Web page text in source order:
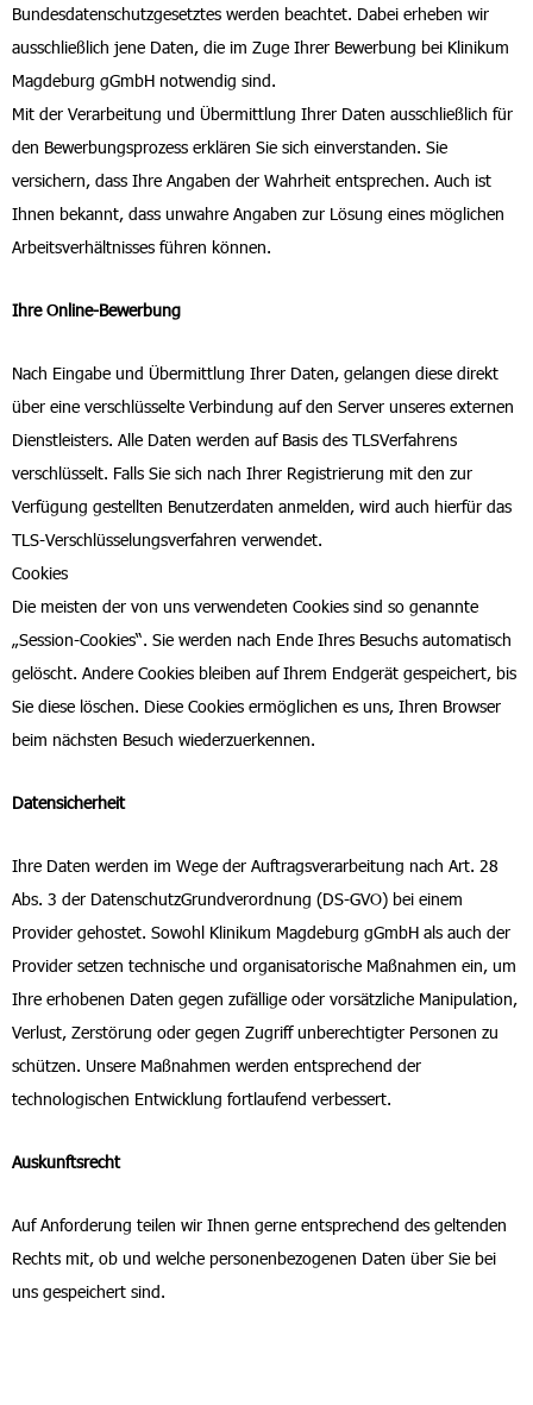
Bundesdatenschutzgesetztes werden beachtet. Dabei erheben wir
ausschließlich jene Daten, die im Zuge Ihrer Bewerbung bei Klinikum
Magdeburg gGmbH notwendig sind.
Mit der Verarbeitung und Übermittlung Ihrer Daten ausschließlich für
den Bewerbungsprozess erklären Sie sich einverstanden. Sie
versichern, dass Ihre Angaben der Wahrheit entsprechen. Auch ist
Ihnen bekannt, dass unwahre Angaben zur Lösung eines möglichen
Arbeitsverhältnisses führen können.
Ihre Online-Bewerbung
Nach Eingabe und Übermittlung Ihrer Daten, gelangen diese direkt
über eine verschlüsselte Verbindung auf den Server unseres externen
Dienstleisters. Alle Daten werden auf Basis des TLSVerfahrens
verschlüsselt. Falls Sie sich nach Ihrer Registrierung mit den zur
Verfügung gestellten Benutzerdaten anmelden, wird auch hierfür das
TLS-Verschlüsselungsverfahren verwendet.
Cookies
Die meisten der von uns verwendeten Cookies sind so genannte
„Session-Cookies“. Sie werden nach Ende Ihres Besuchs automatisch
gelöscht. Andere Cookies bleiben auf Ihrem Endgerät gespeichert, bis
Sie diese löschen. Diese Cookies ermöglichen es uns, Ihren Browser
beim nächsten Besuch wiederzuerkennen.
Datensicherheit
Ihre Daten werden im Wege der Auftragsverarbeitung nach Art. 28
Abs. 3 der DatenschutzGrundverordnung (DS-GVO) bei einem
Provider gehostet. Sowohl Klinikum Magdeburg gGmbH als auch der
Provider setzen technische und organisatorische Maßnahmen ein, um
Ihre erhobenen Daten gegen zufällige oder vorsätzliche Manipulation,
Verlust, Zerstörung oder gegen Zugriff unberechtigter Personen zu
schützen. Unsere Maßnahmen werden entsprechend der
technologischen Entwicklung fortlaufend verbessert.
Auskunftsrecht
Auf Anforderung teilen wir Ihnen gerne entsprechend des geltenden
Rechts mit, ob und welche personenbezogenen Daten über Sie bei
uns gespeichert sind.